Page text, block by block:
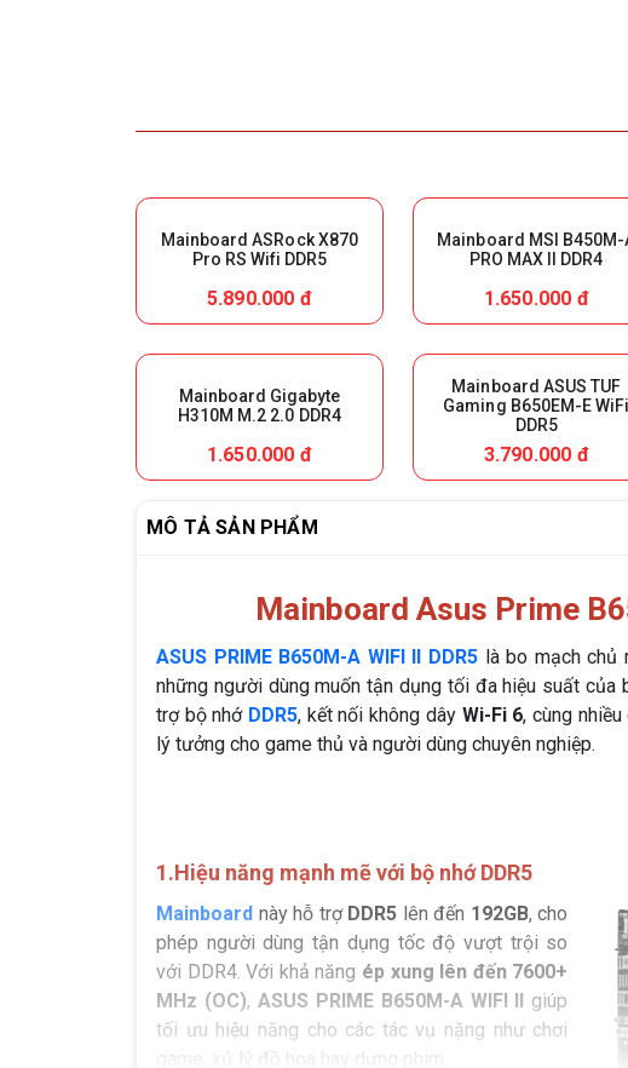
Mainboard ASRock X870
Pro RS Wifi DDR5
5.890.000 đ
Mainboard MSI B450M-
PRO MAX II DDR4
1.650.000 đ
Mainboard Gigabyte
H310M M.2 2.0 DDR4
1.650.000 đ
Mainboard ASUS TUF
Gaming B650EM-E WiFi
DDR5
3.790.000 đ
MÔ TẢ SẢN PHẨM
Mainboard Asus Prime
ASUS PRIME B650M-A WIFI II DDR5là bo mạch chủ
những người dùng muốn tận dụng tối đa hiệu suất của
trợ bộ nhớ DDR5, kết nối không dây Wi-Fi 6, cùng
lý tưởng cho game thủ và người dùng chuyên nghiệp.
1.Hiệu năng mạnh mẽ với bộ nhớ DDR5
Mainboard này hỗ trợ DDR5 lên đến 192GB, cho
phép người dùng tận dụng tốc độ vượt trội so
với DDR4. Với khả năng ép xung lên đến 7600+
MHz (OC), ASUS PRIME B650M-A WIFI II giúp
tối ưu hiệu năng cho các tác vụ nặng như chơi